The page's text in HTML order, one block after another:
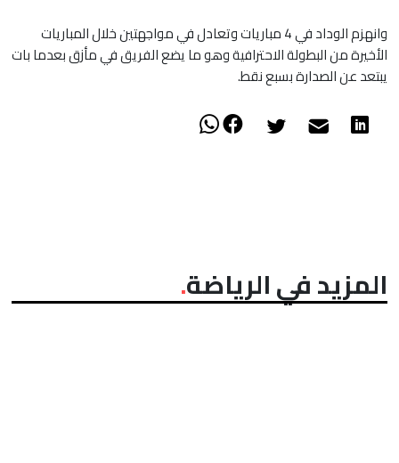
وانهزم الوداد في 4 مباريات وتعادل في مواجهتين خلال المباريات
الأخيرة من البطولة الاحترافية وهو ما يضع الفريق في مأزق بعدما بات
يبتعد عن الصدارة بسبع نقط.
المزيد في الرياضة